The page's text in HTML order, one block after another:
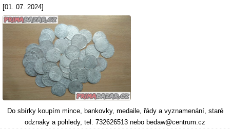
[01. 07. 2024]
Do sbírky koupím mince, bankovky, medaile, řády a vyznamenání, staré
odznaky a pohledy, tel. 732626513 nebo bedaw@centrum.cz